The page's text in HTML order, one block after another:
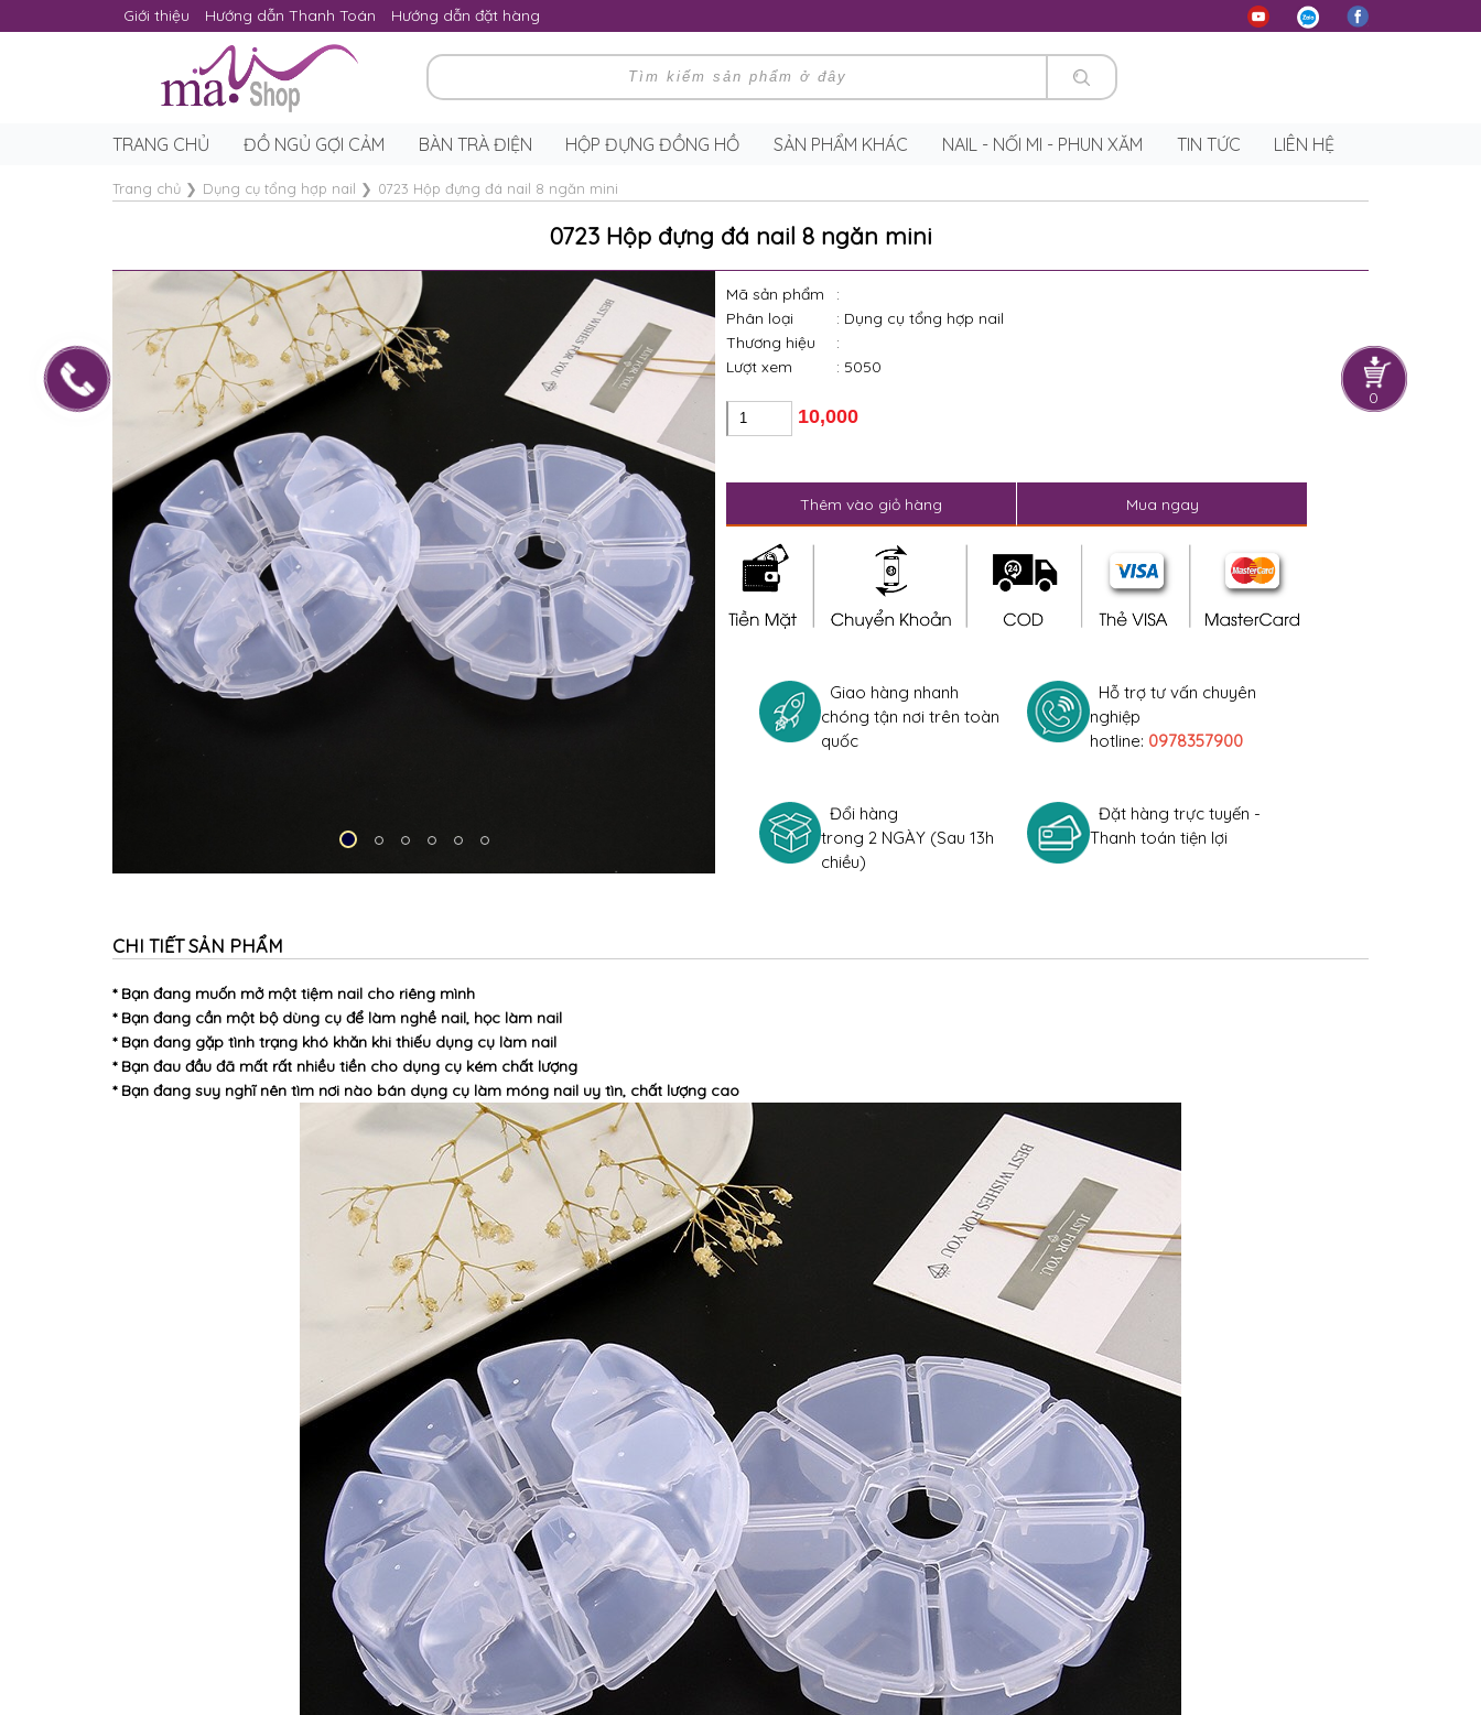
Giới thiệu Hướng dẫn Thanh Toán Hướng dẫn đặt hàng
0
TRANG CHỦ ĐỒ NGỦ GỢI CẢM BÀN TRÀ ĐIỆN HỘP ĐỰNG ĐỒNG HỒ SẢN PHẨM KHÁC NAIL - NỐI MI - PHUN XĂM TIN TỨC LIÊN HỆ
Trang chủ ❯ Dụng cụ tổng hợp nail ❯ 0723 Hộp đựng đá nail 8 ngăn mini
0723 Hộp đựng đá nail 8 ngăn mini
Mã sản phẩm
:
Phân loại
: Dụng cụ tổng hợp nail
Thương hiệu
:
Lượt xem
: 5050
10,000
Thêm vào giỏ hàng Mua ngay
Giao hàng nhanh
chóng tận nơi trên toàn
quốc
Hỗ trợ tư vấn chuyên
nghiệp
hotline: 0978357900
Đổi hàng
trong 2 NGÀY (Sau 13h
chiều)
Đặt hàng trực tuyến -
Thanh toán tiện lợi
CHI TIẾT SẢN PHẨM
* Bạn đang muốn mở một tiệm nail cho riêng mình
* Bạn đang cần một bộ dùng cụ để làm nghề nail, học làm nail
* Bạn đang gặp tình trạng khó khăn khi thiếu dụng cụ làm nail
* Bạn đau đầu đã mất rất nhiều tiền cho dụng cụ kém chất lượng
* Bạn đang suy nghĩ nên tìm nơi nào bán dụng cụ làm móng nail uy tìn, chất lượng cao